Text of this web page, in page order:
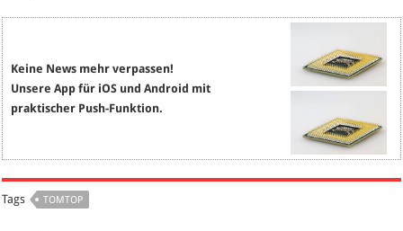
Keine News mehr verpassen!
Unsere App für iOS und Android mit
praktischer Push-Funktion.
Tags TOMTOP